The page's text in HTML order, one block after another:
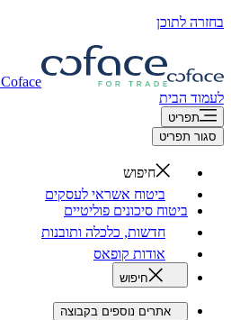
בחזרה לתוכן
Coface - אתר הקבוצה
לעמוד הבית
תפריט
סגור תפריט
חיפוש
ביטוח אשראי לעסקים
ביטוח סיכונים פוליטיים
חדשות, כלכלה ותובנות
אודות קופאס
חיפוש
אתרים נוספים בקבוצה